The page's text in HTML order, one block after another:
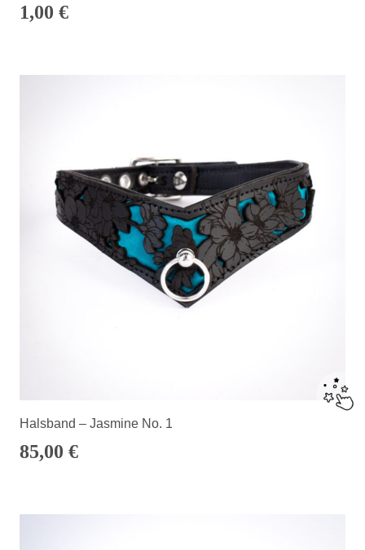
1,00 €
Halsband – Jasmine No. 1
85,00 €